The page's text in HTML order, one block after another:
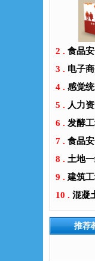
2 . 食品
3 . 电子
4 . 感觉
5 . 人力
6 . 发酵
7 . 食品
8 . 土地
9 . 建筑
10 . 混凝
推荐